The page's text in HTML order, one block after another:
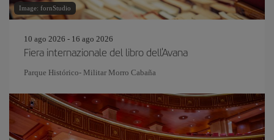
Image: fornStudio
10 ago 2026 - 16 ago 2026
Fiera internazionale del libro dell'Avana
Parque Histórico- Militar Morro Cabaña